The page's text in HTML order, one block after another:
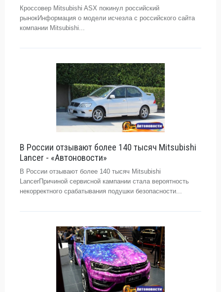
Кроссовер Mitsubishi ASX покинул российский
рынокИнформация о модели исчезла с российского сайта
компании Mitsubishi...
В России отзывают более 140 тысяч Mitsubishi
Lancer - «Автоновости»
В России отзывают более 140 тысяч Mitsubishi
LancerПричиной сервисной кампании стала вероятность
некорректного срабатывания подушки безопасности...